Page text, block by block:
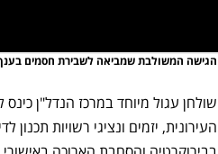
הגישה המשולבת שמביאה לשבירת חסמים